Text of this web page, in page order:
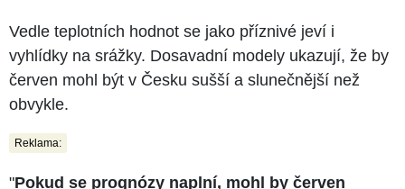
Vedle teplotních hodnot se jako příznivé jeví i
vyhlídky na srážky. Dosavadní modely ukazují, že by
červen mohl být v Česku sušší a slunečnější než
obvykle.
Reklama:
"Pokud se prognózy naplní, mohl by červen